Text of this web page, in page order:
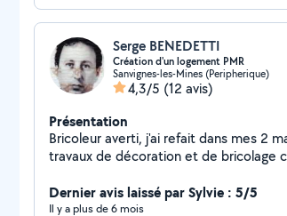
Serge BENEDETTI
Création d'un logement PMR
Sanvignes-les-Mines (Peripherique)
4,3/5 (12 avis)
Présentation
Bricoleur averti, j'ai refait dans mes 2
travaux de décoration et de bricolage
tapisserie, etc ... Je suis disponible
de votre résidence secondaire.
Dernier avis laissé par Sylvie : 5/5
Il y a plus de 6 mois